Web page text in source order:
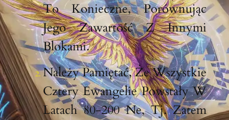
To Konieczne, Porównując
Jego Zawartość Z Innymi
Blokami.
Należy Pamiętać, Że Wszystkie
Cztery Ewangelie Powstały W
Latach 80-200 Ne, Tj. Zatem